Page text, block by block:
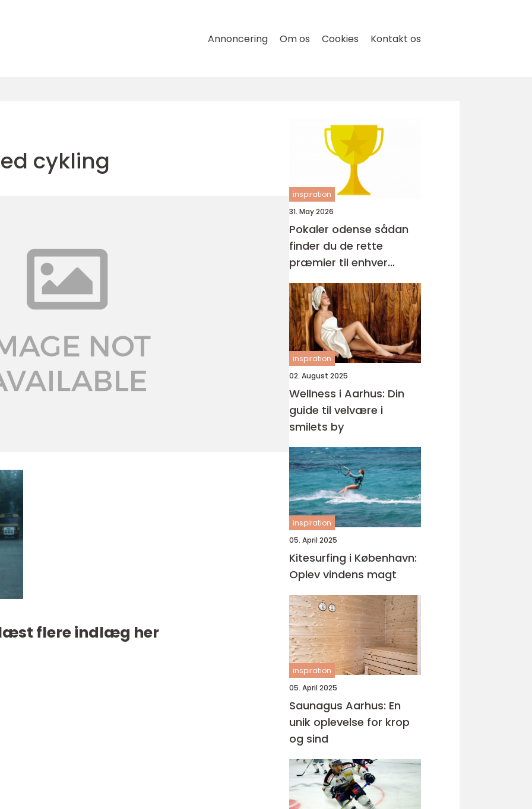
Annoncering Om os Cookies Kontakt os
cykling
flere indlæg her
inspiration
31. May 2026
Pokaler odense sådan
finder du de rette
præmier til enhver
begivenhed
inspiration
02. August 2025
Wellness i Aarhus: Din
guide til velvære i
smilets by
inspiration
05. April 2025
Kitesurfing i København:
Oplev vindens magt
inspiration
05. April 2025
Saunagus Aarhus: En
unik oplevelse for krop
og sind